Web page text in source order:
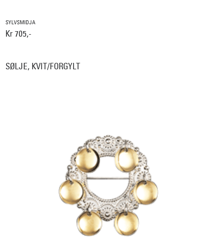
SYLVSMIDJA
Kr 705,-
SØLJE, KVIT/FORGYLT